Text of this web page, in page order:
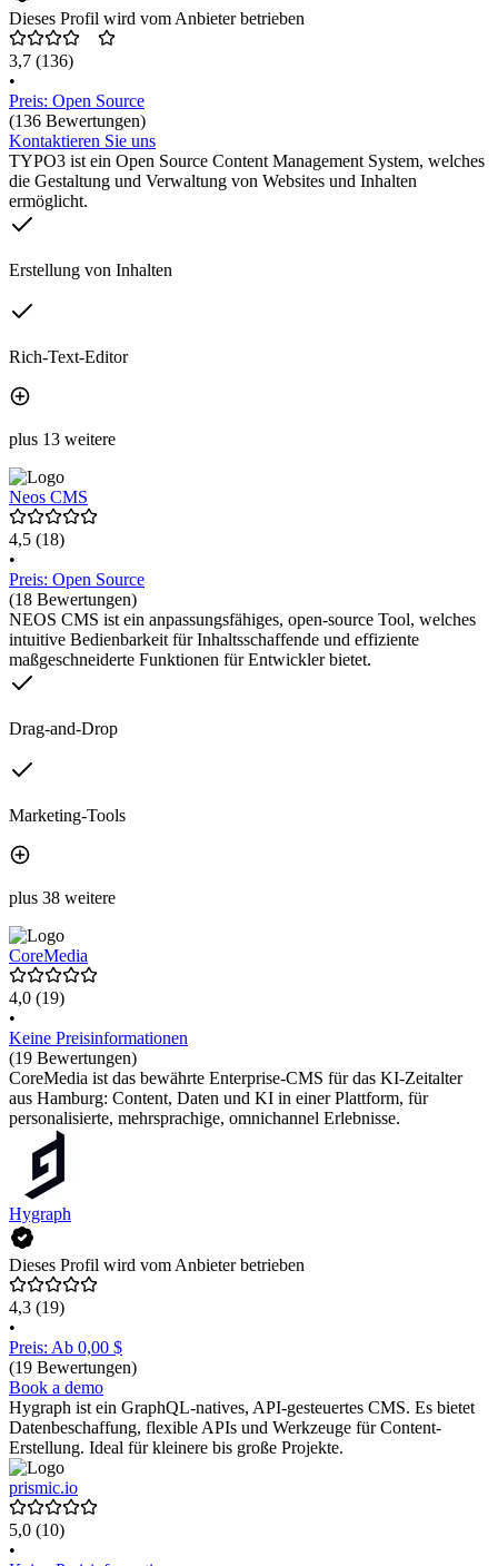
Dieses Profil wird vom Anbieter betrieben
3,7 (136)
•
Preis: Open Source
(136 Bewertungen)
Kontaktieren Sie uns
TYPO3 ist ein Open Source Content Management System, welches
die Gestaltung und Verwaltung von Websites und Inhalten
ermöglicht.
Erstellung von Inhalten
Rich-Text-Editor
plus 13 weitere
Neos CMS
4,5 (18)
•
Preis: Open Source
(18 Bewertungen)
NEOS CMS ist ein anpassungsfähiges, open-source Tool, welches
intuitive Bedienbarkeit für Inhaltsschaffende und effiziente
maßgeschneiderte Funktionen für Entwickler bietet.
Drag-and-Drop
Marketing-Tools
plus 38 weitere
CoreMedia
4,0 (19)
•
Keine Preisinformationen
(19 Bewertungen)
CoreMedia ist das bewährte Enterprise-CMS für das KI-Zeitalter
aus Hamburg: Content, Daten und KI in einer Plattform, für
personalisierte, mehrsprachige, omnichannel Erlebnisse.
Hygraph
Dieses Profil wird vom Anbieter betrieben
4,3 (19)
•
Preis: Ab 0,00 $
(19 Bewertungen)
Book a demo
Hygraph ist ein GraphQL-natives, API-gesteuertes CMS. Es bietet
Datenbeschaffung, flexible APIs und Werkzeuge für Content-
Erstellung. Ideal für kleinere bis große Projekte.
prismic.io
5,0 (10)
•